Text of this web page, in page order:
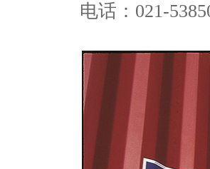
电话：021-